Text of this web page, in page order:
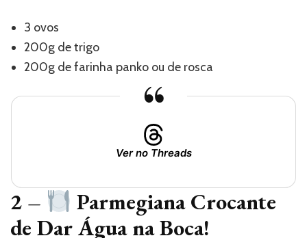
3 ovos
200g de trigo
200g de farinha panko ou de rosca
Ver no Threads
2 –
Parmegiana Crocante
de Dar Água na Boca!